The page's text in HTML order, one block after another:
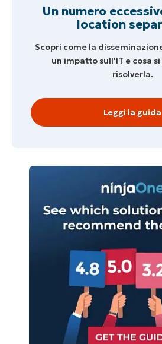
Un numero
location
Scopri come la
un impatto sull'IT e cosa
risolverla.
Leggi la guida
Inizia la tua prova
Nessuna carta di credito
completo a tutte le
name*
Business
email*
Company